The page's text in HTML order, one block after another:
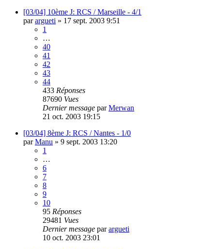
[03/04] 10ème J: RCS / Marseille - 4/1
parargueti » 17 sept. 2003 9:51
1
…
40
41
42
43
44
433 Réponses
87690 Vues
Dernier message parMerwan
21 oct. 2003 19:15
[03/04] 8ème J: RCS / Nantes - 1/0
parManu » 9 sept. 2003 13:20
1
…
6
7
8
9
10
95 Réponses
29481 Vues
Dernier message parargueti
10 oct. 2003 23:01